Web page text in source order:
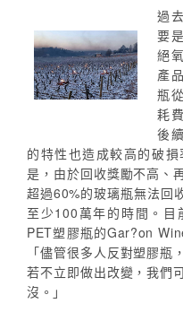
過
要
絕
產
瓶
耗
後
的特性也造成較高的破
是，由於回收獎勵不高、
超過60%的玻璃瓶無法回
至少100萬年的時間。
PET塑膠瓶的Gar?on
「儘管很多人反對塑膠瓶
若不立即做出改變，我們
沒。」